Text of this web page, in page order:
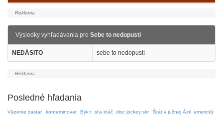
Výsledky vyhľadávania pre Sebe to nedopusti
NEDÁSITO sebe to nedopustí
Posledné hľadania
Väzenie zastar. kontaminovať Býk t sťa ináč disc jockey skr. Štát v južnej Ázii americký